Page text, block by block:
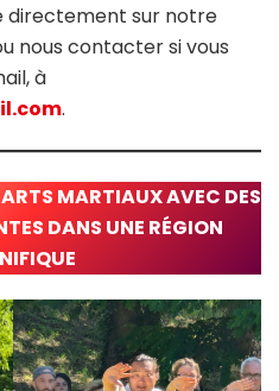
directement sur notre
nous contacter si vous
à
.
MARTIAUX AVEC DES
DANS UNE RÉGION